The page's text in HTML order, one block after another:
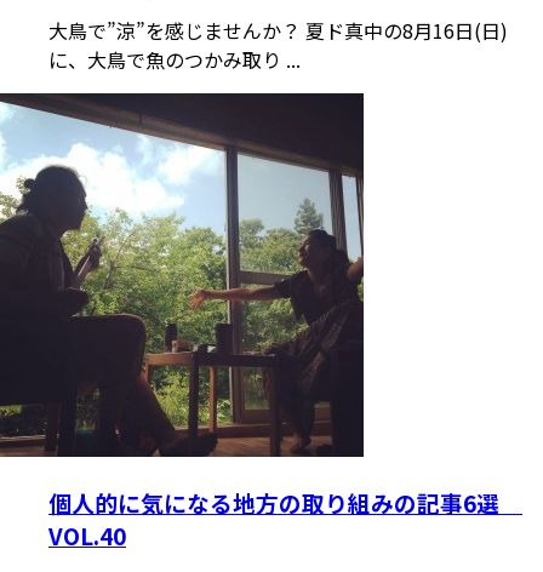
大鳥で”涼”を感じませんか？ 夏ド真中の8月16日(日)
に、大鳥で魚のつかみ取り ...
個人的に気になる地方の取り組みの記事6選
VOL.40